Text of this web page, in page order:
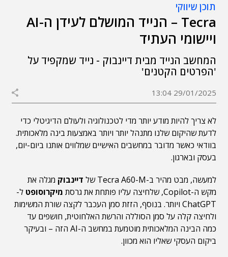
תוכן שיווקי
Tecra – הנייד המושלם לעידן ה-AI
ויישומי העתיד
המחשב הנייד מבית דיינבוק - נייד שמקפיד על
'הפרטים הקטנים'
29/01/2025 13:04
לא צריך להיות מודע יותר מדי לטכנולוגיה ולעולם הדיגיטלי כדי
לדעת שהיקום שלנו מתנהל יותר ויותר באמצעות בינה מלאכותית.
בוודאי כאשר מדובר במחשבים האישיים שמלווים אותנו ביום-יום,
בעסק ובארגון.
למעשה, מבט מהיר ב-Tecra A60-M של
דיינבוק מגלה את
מקש ה-Copilot, שלחיצה עליו פותחת את גרסת
מיקרוסופט ל-
ChatGPT ויותר. בנוסף, הזזת סמן העכבר לקצה שורת המשימות
ולחיצה קלה על סמן הסוללה והרשת האלחוטית, חושפים עד
כמה הבינה המלאכותית מוטמעת במחשב ה-AI הזה – ובעיקר
ביקום העסקי שאליו הוא מכוון.